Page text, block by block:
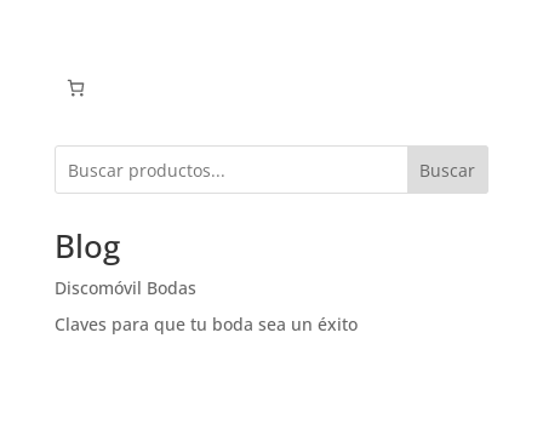
Buscar
Blog
Discomóvil Bodas
Claves para que tu boda sea un éxito